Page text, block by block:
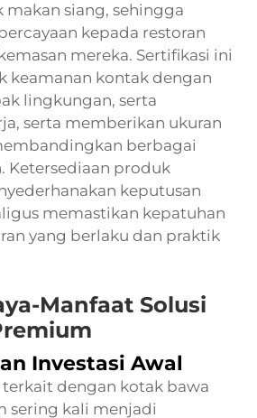
makan siang, sehingga
kepada restoran
mereka. Sertifikasi ini
keamanan kontak dengan
lingkungan, serta
serta memberikan ukuran
berbagai
Ketersediaan produk
keputusan
memastikan kepatuhan
yang berlaku dan praktik
Manfaat Solusi
Investasi Awal
terkait dengan kotak bawa
sering kali menjadi